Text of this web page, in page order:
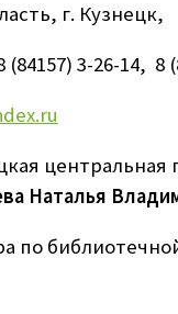
г. Кузнецк,
3-26-14, 8
центральная
Наталья
по